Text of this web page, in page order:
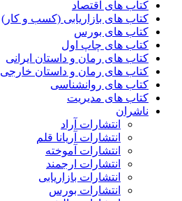
کتاب های اقتصاد
کتاب های بازاریابی (کسب و کار)
کتاب های بورس
کتاب های چاپ اول
کتاب های رمان و داستان ایرانی
کتاب های رمان و داستان خارجی
کتاب های روانشناسی
کتاب های مدیریت
ناشران
انتشارات آراد
انتشارات آریانا قلم
انتشارات آموخته
انتشارات ارجمند
انتشارات بازاریابی
انتشارات بورس